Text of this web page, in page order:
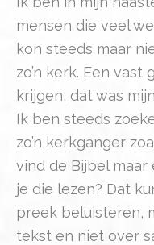
mensen die veel
kon steeds maar
zo’n kerk. Een
krijgen, dat was
Ik ben steeds
zo’n kerkganger
vind de Bijbel
je die lezen? Dat
preek beluisteren,
tekst en niet over